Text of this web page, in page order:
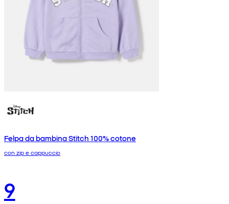
Felpa da bambina Stitch 100% cotone
con zip e cappuccio
9